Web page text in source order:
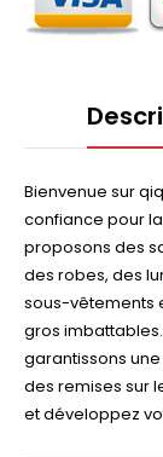
Bienvenue sur
confiance pour
proposons des
des robes, des
sous-vêtements
gros
garantissons
des remises sur
et développez